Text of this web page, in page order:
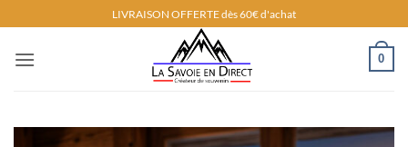
au
contenu
LIVRAISON OFFERTE dès 60€ d'achat
0